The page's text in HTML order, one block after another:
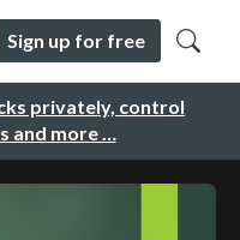
privately, control
and more …
Sign up for free